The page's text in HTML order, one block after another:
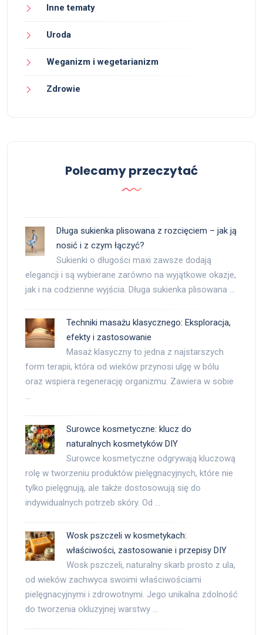
Inne tematy
Uroda
Weganizm i wegetarianizm
Zdrowie
Polecamy przeczytać
Długa sukienka plisowana z rozcięciem – jak ją
nosić i z czym łączyć?
Sukienki o długości maxi zawsze dodają
elegancji i są wybierane zarówno na wyjątkowe okazje,
jak i na codzienne wyjścia. Długa sukienka plisowana …
Techniki masażu klasycznego: Eksploracja,
efekty i zastosowanie
Masaż klasyczny to jedna z najstarszych
form terapii, która od wieków przynosi ulgę w bólu
oraz wspiera regenerację organizmu. Zawiera w sobie
…
Surowce kosmetyczne: klucz do
naturalnych kosmetyków DIY
Surowce kosmetyczne odgrywają kluczową
rolę w tworzeniu produktów pielęgnacyjnych, które nie
tylko pielęgnują, ale także dostosowują się do
indywidualnych potrzeb skóry. Od …
Wosk pszczeli w kosmetykach:
właściwości, zastosowanie i przepisy DIY
Wosk pszczeli, naturalny skarb prosto z ula,
od wieków zachwyca swoimi właściwościami
pielęgnacyjnymi i zdrowotnymi. Jego unikalna zdolność
do tworzenia okluzyjnej warstwy …